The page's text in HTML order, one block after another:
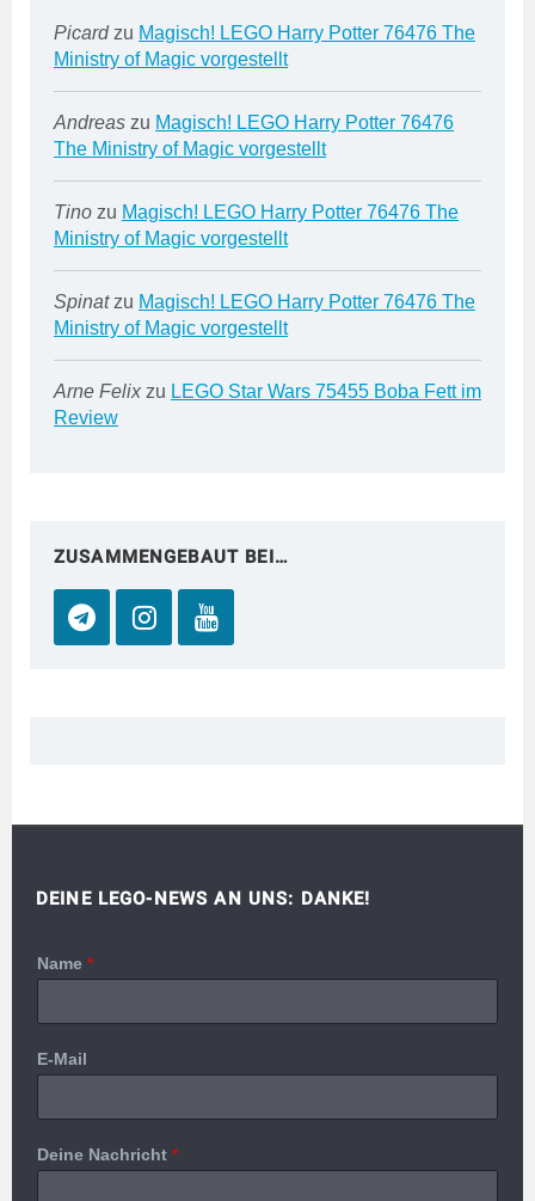
Picardzu Magisch! LEGO Harry Potter 76476 The
Ministry of Magic vorgestellt
Andreas zu Magisch! LEGO Harry Potter 76476
The Ministry of Magic vorgestellt
Tino zu Magisch! LEGO Harry Potter 76476 The
Ministry of Magic vorgestellt
Spinatzu Magisch! LEGO Harry Potter 76476 The
Ministry of Magic vorgestellt
Arne Felix zu LEGO Star Wars 75455 Boba Fett im
Review
ZUSAMMENGEBAUT BEI…
DEINE LEGO-NEWS AN UNS: DANKE!
Name *
E-Mail
Deine Nachricht *